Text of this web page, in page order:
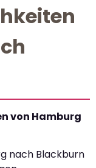
von Hamburg
nach Blackburn